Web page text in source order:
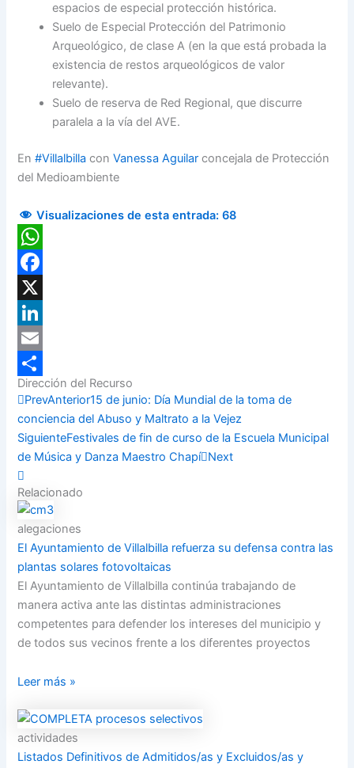
espacios de especial protección histórica.
Suelo de Especial Protección del Patrimonio
Arqueológico, de clase A (en la que está probada la
existencia de restos arqueológicos de valor
relevante).
Suelo de reserva de Red Regional, que discurre
paralela a la vía del AVE.
En#Villalbilla conVanessa Aguilar concejala de Protección
del Medioambiente
Visualizaciones de esta entrada: 68
WhatsApp
Facebook
X
LinkedIn
Email
Compartir
Dirección del Recurso
PrevAnterior15 de junio: Día Mundial de la toma de
conciencia del Abuso y Maltrato a la Vejez
SiguienteFestivales de fin de curso de la Escuela Municipal
de Música y Danza Maestro Chapí Next
Relacionado
alegaciones
El Ayuntamiento de Villalbilla refuerza su defensa contra las
plantas solares fotovoltaicas
El Ayuntamiento de Villalbilla continúa trabajando de
manera activa ante las distintas administraciones
competentes para defender los intereses del municipio y
de todos sus vecinos frente a los diferentes proyectos
Leer más »
actividades
Listados Definitivos de Admitidos/as y Excluidos/as y